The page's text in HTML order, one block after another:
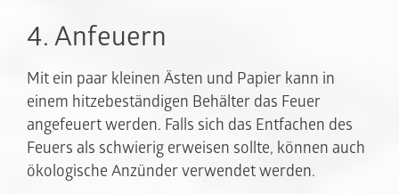
4. Anfeuern
Mit ein paar kleinen Ästen und Papier kann in
einem hitzebeständigen Behälter das Feuer
angefeuert werden. Falls sich das Entfachen des
Feuers als schwierig erweisen sollte, können auch
ökologische Anzünder verwendet werden.